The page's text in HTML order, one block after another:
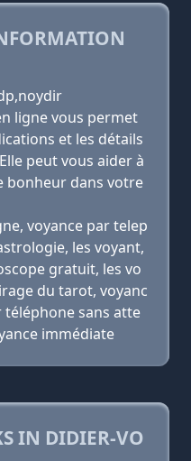
ligne vous permet
et les détails
peut vous aider à
bonheur dans votre
voyance par telep
les voyant,
gratuit, les vo
du tarot, voyanc
téléphone sans atte
immédiate
IN DIDIER-VO